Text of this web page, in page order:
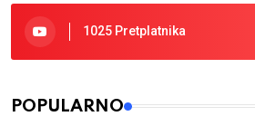
1025 Pretplatnika
POPULARNO